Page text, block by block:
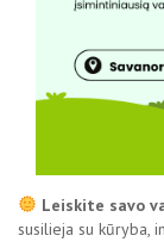
Leiskite savo
susilieja su kūryba,